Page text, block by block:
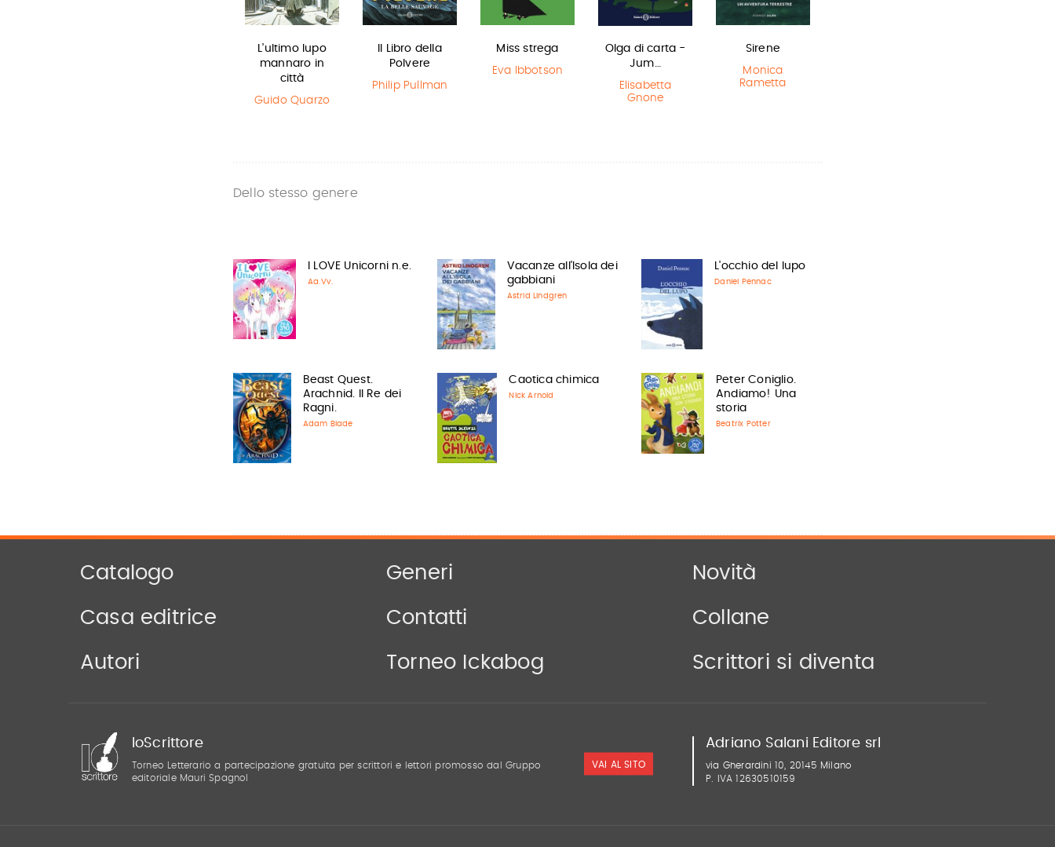
L'ultimo lupo
mannaro in
città
Guido Quarzo
Il Libro della
Polvere
Philip Pullman
Miss strega
Eva Ibbotson
Olga di carta -
Jum…
Elisabetta
Gnone
Sirene
Monica
Rametta
Dello stesso genere
I LOVE Unicorni n.e.
Aa.Vv.
Vacanze all'Isola dei
gabbiani
Astrid Lindgren
L'occhio del lupo
Daniel Pennac
Beast Quest.
Arachnid. Il Re dei
Ragni.
Adam Blade
Caotica chimica
Nick Arnold
Peter Coniglio.
Andiamo! Una
storia
Beatrix Potter
Catalogo Generi Novità
Casa editrice Contatti Collane
Autori Torneo Ickabog Scrittori si diventa
IoScrittore
Torneo Letterario a partecipazione gratuita per scrittori e lettori promosso dal Gruppo
editoriale Mauri Spagnol
VAI AL SITO
Adriano Salani Editore srl
via Gherardini 10, 20145 Milano
P. IVA 12630510159